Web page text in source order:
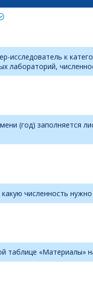
исследователь к
лабораторий,
(год) заполняется
численность
таблице «Материалы»